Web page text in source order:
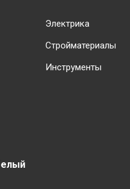
Электрика
Стройматериалы
Инструменты